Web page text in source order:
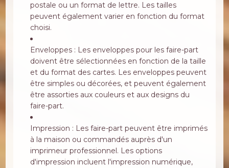
postale ou un format de lettre. Les tailles
peuvent également varier en fonction du format
choisi.
Enveloppes : Les enveloppes pour les faire-part
doivent être sélectionnées en fonction de la taille
et du format des cartes. Les enveloppes peuvent
être simples ou décorées, et peuvent également
être assorties aux couleurs et aux designs du
faire-part.
Impression : Les faire-part peuvent être imprimés
à la maison ou commandés auprès d'un
imprimeur professionnel. Les options
d'impression incluent l'impression numérique,